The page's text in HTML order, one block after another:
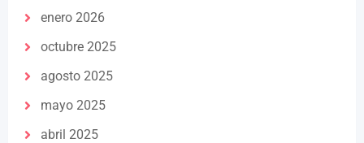
enero 2026
octubre 2025
agosto 2025
mayo 2025
abril 2025